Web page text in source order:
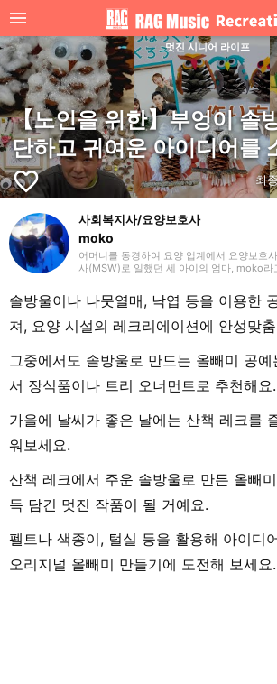
멋진 시니어 라이프
【노인을 위한】부엉이 솔
단하고 귀여운 아이디어를
favorite_border 최
사회복지사/요양보호사
moko
어머니를 동경하여 요양 업계에서 요양보호
사(MSW)로 일했던 세 아이의 엄마, moko라
니다.
솔방울이나 나뭇열매, 낙엽 등을 이용한
져, 요양 시설의 레크리에이션에 안성맞
그중에서도 솔방울로 만드는 올빼미 공
서 장식품이나 트리 오너먼트로 추천해요.
가을에 날씨가 좋은 날에는 산책 레크를
워보세요.
산책 레크에서 주운 솔방울로 만든 올빼
득 담긴 멋진 작품이 될 거예요.
펠트나 색종이, 털실 등을 활용해 아이디
오리지널 올빼미 만들기에 도전해 보세요.